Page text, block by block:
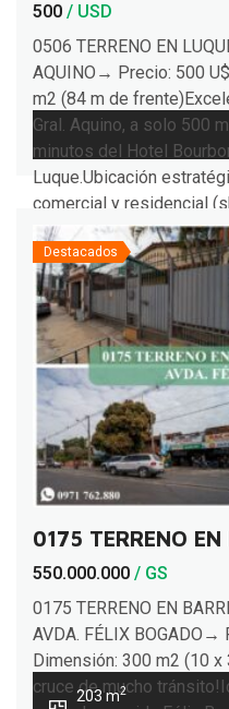
500 / USD
0506 TERRENO EN
AQUINO→ Precio: 500
m2 (84 m de
Gral. Aquino, a solo 500
minutos del Hotel
Luque.Ubicación
comercial y residencial
Destacados
0175 TERRENO
550.000.000 / GS
0175 TERRENO EN
AVDA. FÉLIX
Dimensión: 300 m2 (10 x
cruce de mucho
203 m2